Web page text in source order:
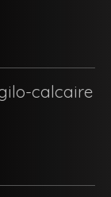
calcaire